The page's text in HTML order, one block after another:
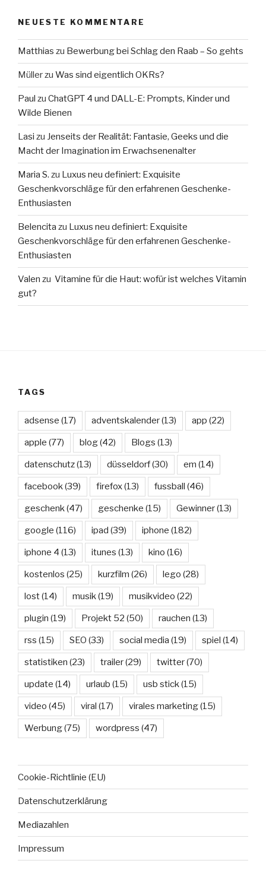
NEUESTE KOMMENTARE
Matthias zu Bewerbung bei Schlag den Raab – So gehts
Müllerzu Was sind eigentlich OKRs?
Paul zu ChatGPT 4 und DALL-E: Prompts, Kinder und
Wilde Bienen
Lasi zu Jenseits der Realität: Fantasie, Geeks und die
Macht der Imagination im Erwachsenenalter
Maria S. zu Luxus neu definiert: Exquisite
Geschenkvorschläge für den erfahrenen Geschenke-
Enthusiasten
Belencita zu Luxus neu definiert: Exquisite
Geschenkvorschläge für den erfahrenen Geschenke-
Enthusiasten
Valen zu Vitamine für die Haut: wofür ist welches Vitamin
gut?
TAGS
adsense (17) adventskalender(13) app (22)
apple (77) blog(42) Blogs (13)
datenschutz(13) düsseldorf(30) em (14)
facebook(39) firefox(13) fussball (46)
geschenk(47) geschenke (15) Gewinner(13)
google (116) ipad (39) iphone (182)
iphone 4 (13) itunes (13) kino (16)
kostenlos (25) kurzfilm (26) lego (28)
lost(14) musik(19) musikvideo (22)
plugin (19) Projekt 52 (50) rauchen (13)
rss (15) SEO (33) social media (19) spiel (14)
statistiken (23) trailer(29) twitter(70)
update (14) urlaub (15) usb stick(15)
video (45) viral (17) virales marketing(15)
Werbung(75) wordpress (47)
Cookie-Richtlinie (EU)
Datenschutzerklärung
Mediazahlen
Impressum